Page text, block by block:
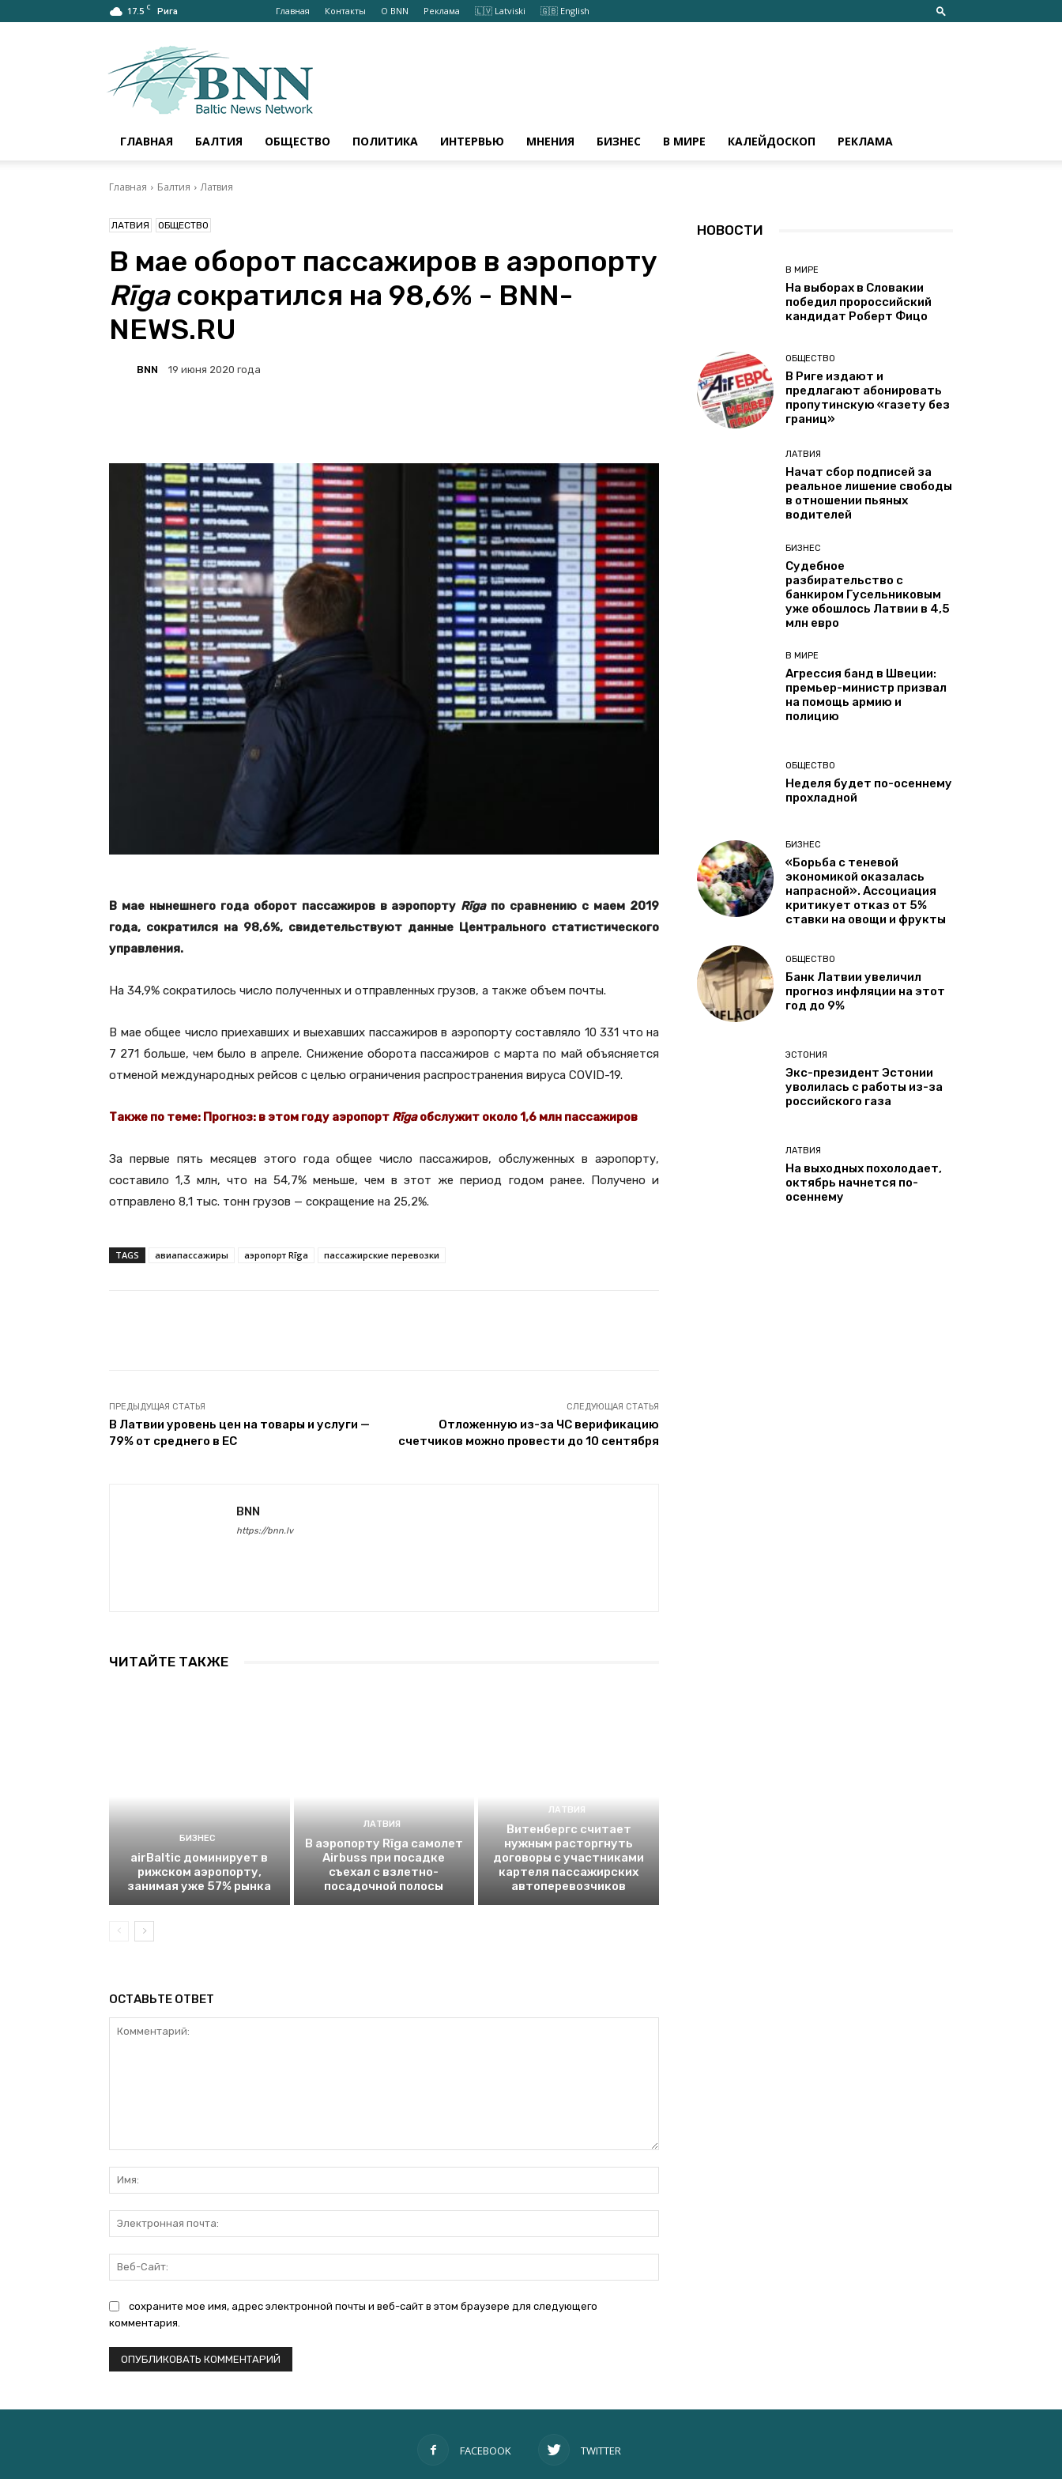
17.5 C Рига Главная Контакты О BNN Реклама 🇱🇻 Latviski 🇬🇧 English
bnn-
news.ru
–
АКТУАЛЬНО
О
БАЛТИИ
ГЛАВНАЯ БАЛТИЯ ОБЩЕСТВО ПОЛИТИКА ИНТЕРВЬЮ МНЕНИЯ БИЗНЕС В МИРЕ КАЛЕЙДОСКОП РЕКЛАМА
Главная Балтия Латвия
ЛАТВИЯ ОБЩЕСТВО
В мае оборот пассажиров в аэропорту
Rīgaсократился на 98,6% - BNN-
NEWS.RU
BNN 19 июня 2020 года
В мае нынешнего года оборот пассажиров в аэропорту Rīgaпо сравнению с маем 2019
года, сократился на 98,6%, свидетельствуют данные Центрального статистического
управления.
На 34,9% сократилось число полученных и отправленных грузов, а также объем почты.
В мае общее число приехавших и выехавших пассажиров в аэропорту составляло 10 331 что на
7 271 больше, чем было в апреле. Снижение оборота пассажиров с марта по май объясняется
отменой международных рейсов с целью ограничения распространения вируса COVID-19.
Также по теме: Прогноз: в этом году аэропорт Rīgaобслужит около 1,6 млн пассажиров
За первые пять месяцев этого года общее число пассажиров, обслуженных в аэропорту,
составило 1,3 млн, что на 54,7% меньше, чем в этот же период годом ранее. Получено и
отправлено 8,1 тыс. тонн грузов — сокращение на 25,2%.
TAGS авиапассажиры аэропорт Rīga пассажирские перевозки
ПРЕДЫДУЩАЯ СТАТЬЯ
В Латвии уровень цен на товары и услуги —
79% от среднего в ЕС
СЛЕДУЮЩАЯ СТАТЬЯ
Отложенную из-за ЧС верификацию
счетчиков можно провести до 10 сентября
BNN
https://bnn.lv
ЧИТАЙТЕ ТАКЖЕ
БИЗНЕС
airBaltic доминирует в
рижском аэропорту,
занимая уже 57% рынка
ЛАТВИЯ
В аэропорту Rīga самолет
Airbuss при посадке
съехал с взлетно-
посадочной полосы
ЛАТВИЯ
Витенбергс считает
нужным расторгнуть
договоры с участниками
картеля пассажирских
автоперевозчиков
ОСТАВЬТЕ ОТВЕТ
почта:
Сайт:
сохраните мое имя, адрес электронной почты и веб-сайт в этом браузере для следующего
комментария.
НОВОСТИ
В МИРЕ
На выборах в Словакии
победил пророссийский
кандидат Роберт Фицо
ОБЩЕСТВО
В Риге издают и
предлагают абонировать
пропутинскую «газету без
границ»
ЛАТВИЯ
Начат сбор подписей за
реальное лишение свободы
в отношении пьяных
водителей
БИЗНЕС
Судебное
разбирательство с
банкиром Гусельниковым
уже обошлось Латвии в 4,5
млн евро
В МИРЕ
Агрессия банд в Швеции:
премьер-министр призвал
на помощь армию и
полицию
ОБЩЕСТВО
Неделя будет по-осеннему
прохладной
БИЗНЕС
«Борьба с теневой
экономикой оказалась
напрасной». Ассоциация
критикует отказ от 5%
ставки на овощи и фрукты
ОБЩЕСТВО
Банк Латвии увеличил
прогноз инфляции на этот
год до 9%
ЭСТОНИЯ
Экс-президент Эстонии
уволилась с работы из-за
российского газа
ЛАТВИЯ
На выходных похолодает,
октябрь начнется по-
осеннему
FACEBOOK TWITTER